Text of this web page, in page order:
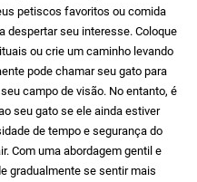
petiscos favoritos ou comida
despertar seu interesse. Coloque
ou crie um caminho levando
pode chamar seu gato para
campo de visão. No entanto, é
seu gato se ele ainda estiver
de tempo e segurança do
Com uma abordagem gentil e
gradualmente se sentir mais